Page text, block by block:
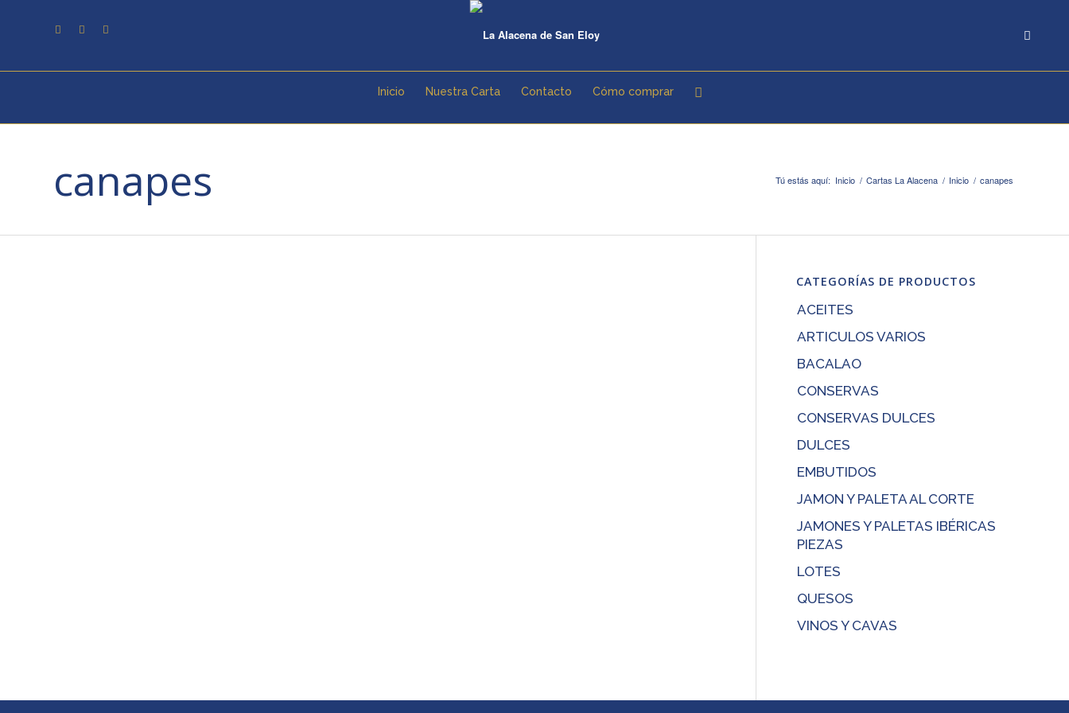
Inicio Nuestra Carta Contacto Cómo comprar
canapes Tú estás aquí: Inicio / Cartas La Alacena / Inicio / canapes
CATEGORÍAS DE PRODUCTOS
ACEITES
ARTICULOS VARIOS
BACALAO
CONSERVAS
CONSERVAS DULCES
DULCES
EMBUTIDOS
JAMON Y PALETA AL CORTE
JAMONES Y PALETAS IBÉRICAS
PIEZAS
LOTES
QUESOS
VINOS Y CAVAS